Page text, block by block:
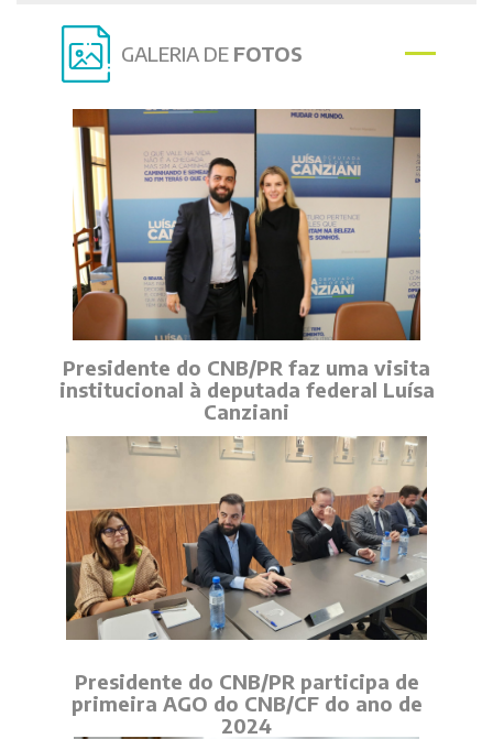
GALERIA DE FOTOS
Presidente do CNB/PR faz uma visita
institucional à deputada federal Luísa
Canziani
Presidente do CNB/PR participa de
primeira AGO do CNB/CF do ano de
2024